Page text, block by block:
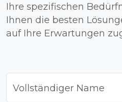
Ihre spezifischen
Ihnen die besten
auf Ihre Erwartungen
Vollständiger Name